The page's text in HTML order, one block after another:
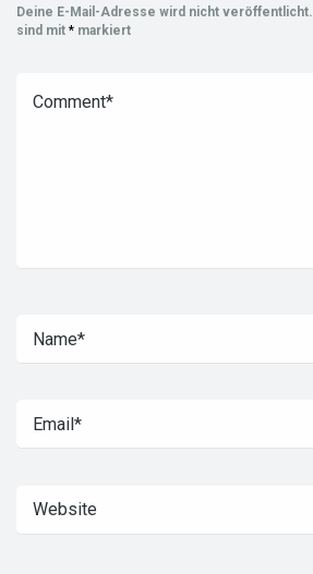
Deine E-Mail-Adresse wird nicht veröffentlicht.
sind mit * markiert